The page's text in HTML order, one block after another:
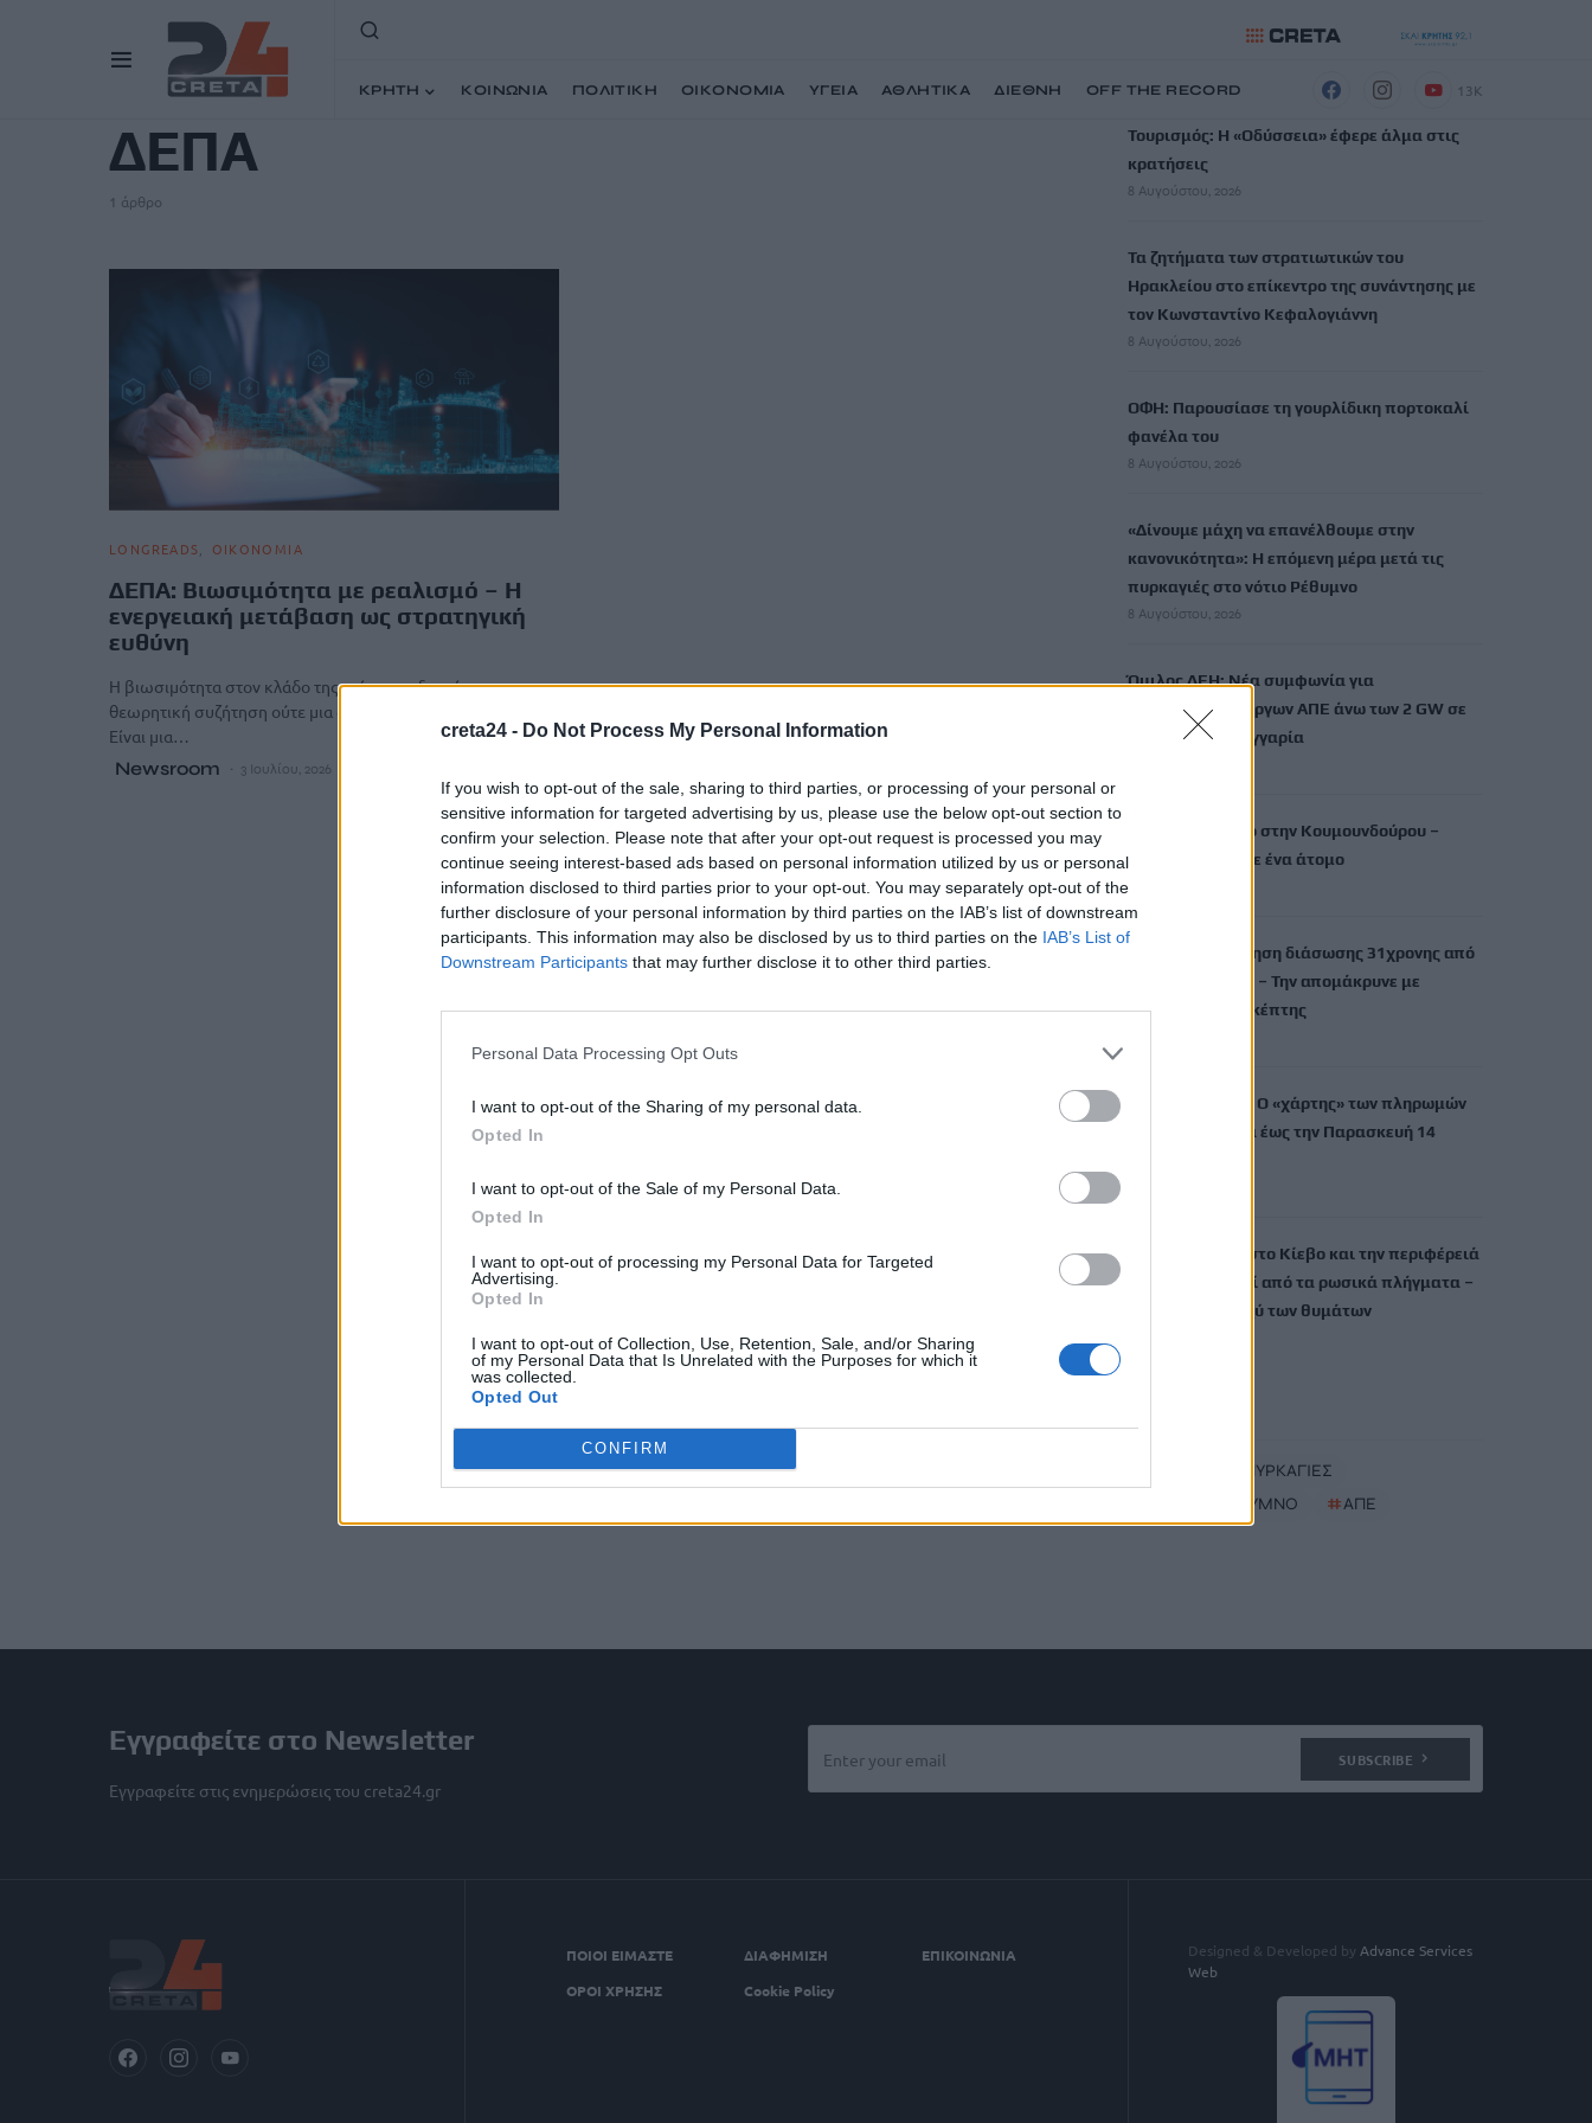
creta24 - Do Not Process My Personal Information
If you wish to opt-out of the sale, sharing to third parties, or processing of your personal or
sensitive information for targeted advertising by us, please use the below opt-out section to
confirm your selection. Please note that after your opt-out request is processed you may
continue seeing interest-based ads based on personal information utilized by us or personal
information disclosed to third parties prior to your opt-out. You may separately opt-out of the
further disclosure of your personal information by third parties on the IAB’s list of downstream
participants. This information may also be disclosed by us to third parties on the IAB’s List of
Downstream Participants that may further disclose it to other third parties.
Personal Data Processing Opt Outs
I want to opt-out of the Sharing of my personal data.
Opted In
I want to opt-out of the Sale of my Personal Data.
Opted In
I want to opt-out of processing my Personal Data for Targeted
Advertising.
Opted In
I want to opt-out of Collection, Use, Retention, Sale, and/or Sharing
of my Personal Data that Is Unrelated with the Purposes for which it
was collected.
Opted Out
CONFIRM
ΚΡΗΤΗ ΚΟΙΝΩΝΙΑ ΠΟΛΙΤΙΚΗ ΟΙΚΟΝΟΜΙΑ ΥΓΕΙΑ ΑΘΛΗΤΙΚΑ ΔΙΕΘΝΗ OFF THE RECORD 13K
ΔΕΠΑ
1 άρθρο
LONGREADS ΟΙΚΟΝΟΜΙΑ
ΔΕΠΑ: Βιωσιμότητα με ρεαλισμό – Η
ενεργειακή μετάβαση ως στρατηγική
ευθύνη
Η βιωσιμότητα στον κλάδο της ενέργειας δεν είναι μια
θεωρητική συζήτηση ούτε μια άσκηση εταιρικής εικόνας.
Είναι μια…
Newsroom 3 Ιουλίου, 2026
ΡΟΗ ΕΙΔΗΣΕΩΝ
Τουρισμός: Η «Οδύσσεια» έφερε άλμα στις
κρατήσεις
8 Αυγούστου, 2026
Τα ζητήματα των στρατιωτικών του
Ηρακλείου στο επίκεντρο της συνάντησης με
τον Κωνσταντίνο Κεφαλογιάννη
8 Αυγούστου, 2026
ΟΦΗ: Παρουσίασε τη γουρλίδικη πορτοκαλί
φανέλα του
8 Αυγούστου, 2026
«Δίνουμε μάχη να επανέλθουμε στην
κανονικότητα»: Η επόμενη μέρα μετά τις
πυρκαγιές στο νότιο Ρέθυμνο
8 Αυγούστου, 2026
Όμιλος ΔΕΗ: Νέα συμφωνία για
χαρτοφυλάκιο έργων ΑΠΕ άνω των 2 GW σε
Πολωνία και Ουγγαρία
Φωτιά σε κτήριο στην Κουμουνδούρου –
Απεγκλωβίστηκε ένα άτομο
8 Αυγούστου, 2026
Γαύδος: Επιχείρηση διάσωσης 31χρονης από
δύσβατο σημείο – Την απομάκρυνε με
φουσκωτό επισκέπτης
e-ΕΦΚΑ – ΔΥΠΑ: Ο «χάρτης» των πληρωμών
από την Δευτέρα έως την Παρασκευή 14
Νύχτα-κόλαση στο Κίεβο και την περιφέρειά
του: Τρεις νεκροί από τα ρωσικά πλήγματα –
Ένα παιδί μεταξύ των θυμάτων
ΠΥΡΚΑΓΙΕΣ
ΝΟΤΙΟ ΡΕΘΥΜΝΟ #ΑΠΕ
Εγγραφείτε στο Newsletter
Εγγραφείτε στις ενημερώσεις του creta24.gr
SUBSCRIBE
ΠΟΙΟΙ ΕΙΜΑΣΤΕ ΔΙΑΦΗΜΙΣΗ
ΕΠΙΚΟΙΝΩΝΙΑ
ΟΡΟΙ ΧΡΗΣΗΣ
Cookie Policy
Designed & Developed by Advance Services
Web